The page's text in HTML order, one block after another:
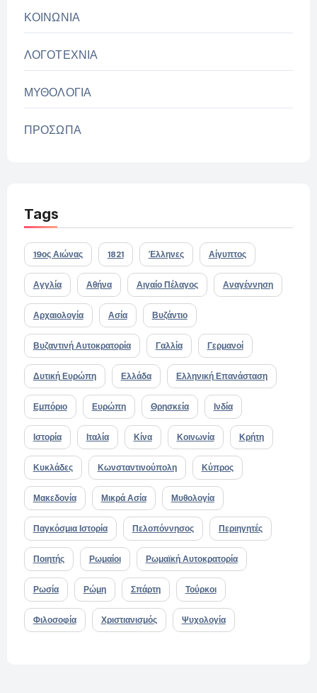
ΚΟΙΝΩΝΙΑ
ΛΟΓΟΤΕΧΝΙΑ
ΜΥΘΟΛΟΓΙΑ
ΠΡΟΣΩΠΑ
Tags
19ος Αιώνας 1821 Έλληνες Αίγυπτος
Αγγλία Αθήνα Αιγαίο Πέλαγος Αναγέννηση
Αρχαιολογία Ασία Βυζάντιο
Βυζαντινή Αυτοκρατορία Γαλλία Γερμανοί
Δυτική Ευρώπη Ελλάδα Ελληνική Επανάσταση
Εμπόριο Ευρώπη Θρησκεία Ινδία
Ιστορία Ιταλία Κίνα Κοινωνία Κρήτη
Κυκλάδες Κωνσταντινούπολη Κύπρος
Μακεδονία Μικρά Ασία Μυθολογία
Παγκόσμια Ιστορία Πελοπόννησος Περιηγητές
Ποιητής Ρωμαίοι Ρωμαϊκή Αυτοκρατορία
Ρωσία Ρώμη Σπάρτη Τούρκοι
Φιλοσοφία Χριστιανισμός Ψυχολογία